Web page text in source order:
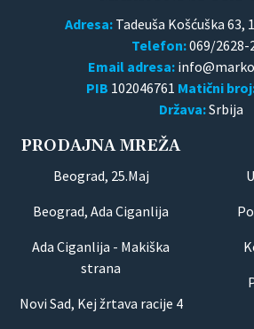
Adresa:Tadeuša Košćuška 63,
Telefon:069/2628-
Email adresa:
PIB 102046761 Matični
Država:Srbija
PRODAJNA MREŽA
Beograd, 25.Maj
Beograd, Ada Ciganlija
Ada Ciganlija - Makiška
strana
Novi Sad, Kej žrtava racije 4